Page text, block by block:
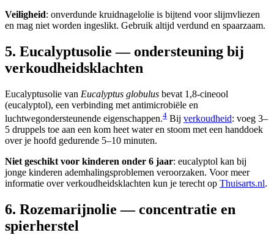
Veiligheid: onverdunde kruidnagelolie is bijtend voor slijmvliezen
en mag niet worden ingeslikt. Gebruik altijd verdund en spaarzaam.
5. Eucalyptusolie — ondersteuning bij
verkoudheidsklachten
Eucalyptusolie van Eucalyptus globulus bevat 1,8-cineool
(eucalyptol), een verbinding met antimicrobiële en
luchtwegondersteunende eigenschappen.4 Bij verkoudheid: voeg 3–
5 druppels toe aan een kom heet water en stoom met een handdoek
over je hoofd gedurende 5–10 minuten.
Niet geschikt voor kinderen onder 6 jaar: eucalyptol kan bij
jonge kinderen ademhalingsproblemen veroorzaken. Voor meer
informatie over verkoudheidsklachten kun je terecht op Thuisarts.nl.
6. Rozemarijnolie — concentratie en
spierherstel